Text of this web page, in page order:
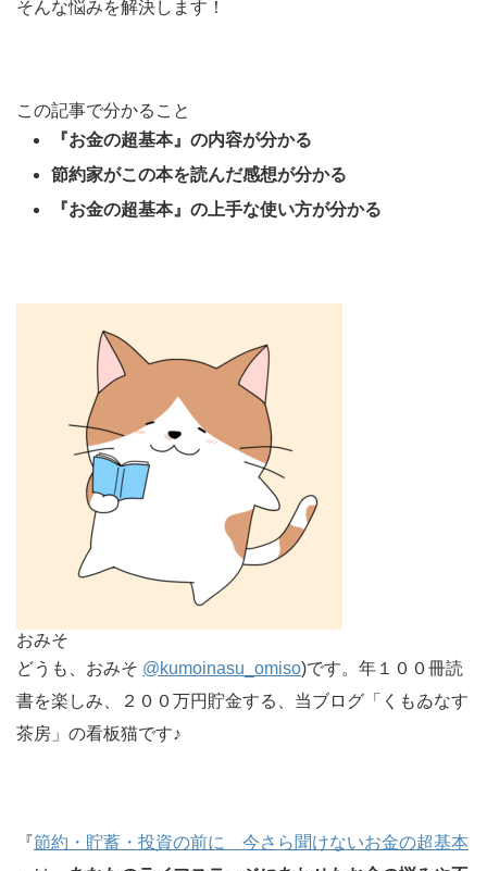
そんな悩みを解決します！
この記事で分かること
『お金の超基本』の内容が分かる
節約家がこの本を読んだ感想が分かる
『お金の超基本』の上手な使い方が分かる
おみそ
どうも、おみそ @kumoinasu_omiso)です。年１００冊読
書を楽しみ、２００万円貯金する、当ブログ「くもゐなす
茶房」の看板猫です♪
『節約・貯蓄・投資の前に 今さら聞けないお金の超基本